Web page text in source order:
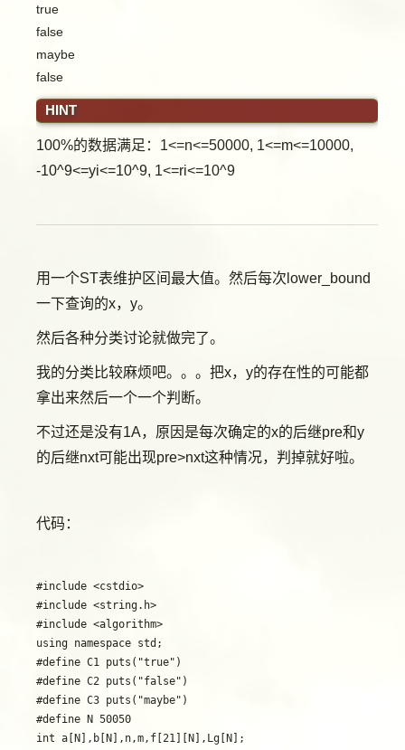
true
false
maybe
false
HINT
100%的数据满足：1<=n<=50000, 1<=m<=10000,
-10^9<=yi<=10^9, 1<=ri<=10^9
用一个ST表维护区间最大值。然后每次lower_bound
一下查询的x，y。
然后各种分类讨论就做完了。
我的分类比较麻烦吧。。。把x，y的存在性的可能都
拿出来然后一个一个判断。
不过还是没有1A，原因是每次确定的x的后继pre和y
的后继nxt可能出现pre>nxt这种情况，判掉就好啦。
代码：
#include <cstdio>
#include <string.h>
#include <algorithm>
using namespace std;
#define C1 puts("true")
#define C2 puts("false")
#define C3 puts("maybe")
#define N 50050
int a[N],b[N],n,m,f[21][N],Lg[N];